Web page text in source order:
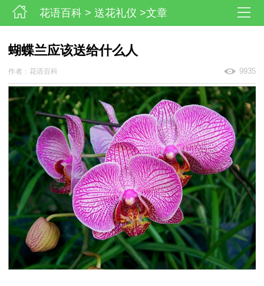
花语百科 >送花礼仪 >文章
蝴蝶兰应该送给什么人
作者：花语百科 9935